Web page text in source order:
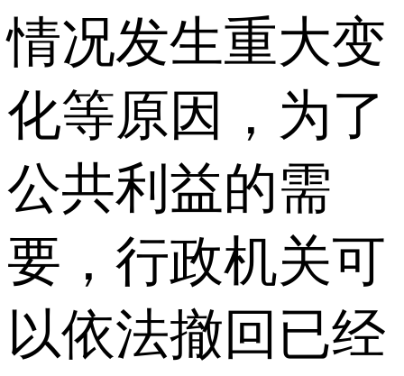
情况发生重大变
化等原因，为了
公共利益的需
要，行政机关可
以依法撤回已经